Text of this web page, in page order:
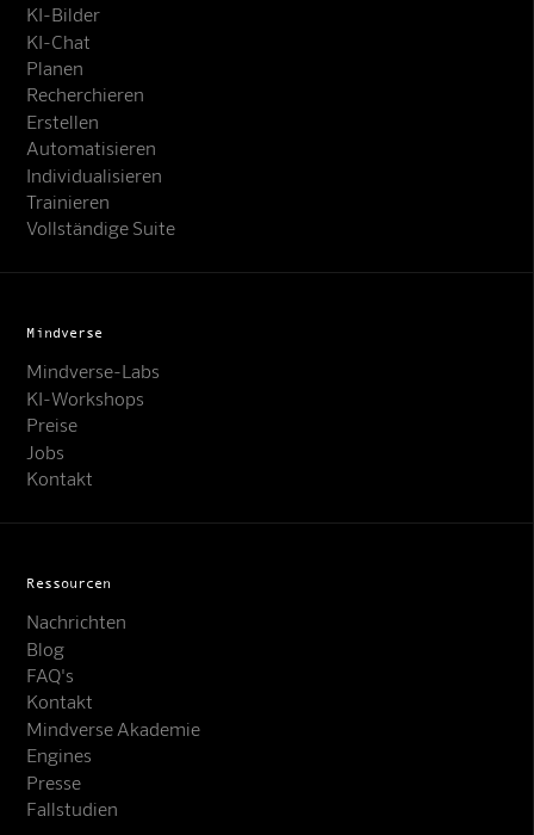
Online · KI-Assistent
KI-Bilder
KI-Chat
Planen
Recherchieren
Erstellen
Automatisieren
Individualisieren
Trainieren
Vollständige Suite
Mindverse
Mindverse-Labs
KI-Workshops
Preise
Jobs
Kontakt
Ressourcen
Nachrichten
Blog
FAQ's
Kontakt
Mindverse Akademie
Engines
Presse
Fallstudien